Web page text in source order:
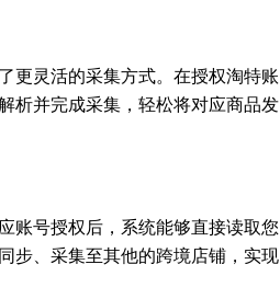
更灵活的采集方式。在授权淘特账
析并完成采集，轻松将对应商品发
账号授权后，系统能够直接读取您
步、采集至其他的跨境店铺，实现